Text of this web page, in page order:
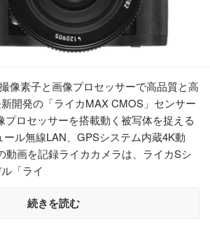
像素子と画像プロセッサーで高品質と高
開発の「ライカMAX CMOS」センサー
プロセッサーを搭載動く被写体を捉える
ル無線LAN、GPSシステム内蔵4K動
動画を記録ライカカメラは、ライカSシ
「ライ
続きを読む